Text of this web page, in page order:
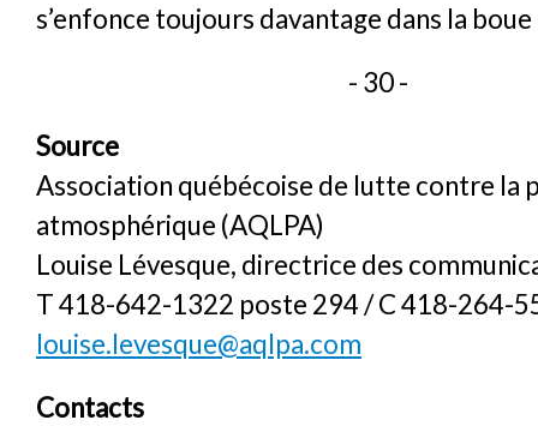
s’enfonce toujours davantage dans la
- 30 -
Source
Association québécoise de lutte contre la
atmosphérique (AQLPA)
Louise Lévesque, directrice des
T 418-642-1322 poste 294 / C 418-264-
louise.levesque@aqlpa.com
Contacts